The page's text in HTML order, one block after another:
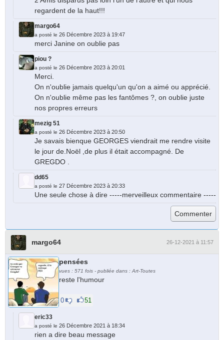
regardent de la haut!!!
margo64
a posté le 26 Décembre 2023 à 19:47
merci Janine on oublie pas
piou ?
a posté le 26 Décembre 2023 à 20:01
Merci.
On n'oublie jamais quelqu'un qu'on a aimé ou apprécié.
On n'oublie même pas les fantômes ?, on oublie juste
nos propres erreurs
mezig 51
a posté le 26 Décembre 2023 à 20:50
Je savais bienque GEORGES viendrait me rendre visite
le jour de.Noël ,de plus il était accompagné. De
GREGDO .
dd65
a posté le 27 Décembre 2023 à 20:33
Une seule chose à dire -----merveilleux commentaire -----
margo64 26-12-2021 à 11:57
pensées
vues : 571 fois - publiée dans : Art-Toutes
reste l'humour
0 51
eric33
a posté le 26 Décembre 2021 à 18:34
rien a dire beau message